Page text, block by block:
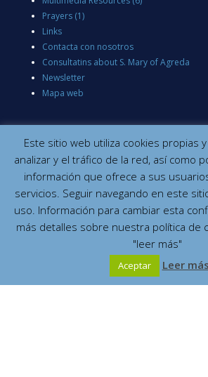
Prayers (1)
Links
Contacta con nosotros
Consultatins about S. Mary of Agreda
Newsletter
Mapa web
Site map
Legal
Privacy and cookies
Este sitio web utiliza cookies propias
analizar y el tráfico de la red, así como
información que ofrece a sus
servicios. Seguir navegando en este
uso. Información para cambiar esta
más detalles sobre nuestra política de
"leer más"
Aceptar Leer más